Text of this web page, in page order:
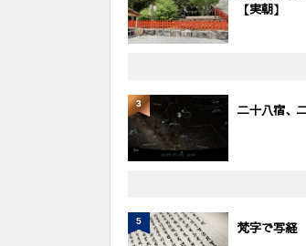
【実朝】
3 二十八宿、
5 梵字で写経